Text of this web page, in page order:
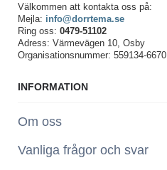
Välkommen att kontakta oss på:
Mejla: info@dorrtema.se
Ring oss: 0479-51102
Adress: Värmevägen 10, Osby
Organisationsnummer: 559134-6670
INFORMATION
Om oss
Vanliga frågor och svar